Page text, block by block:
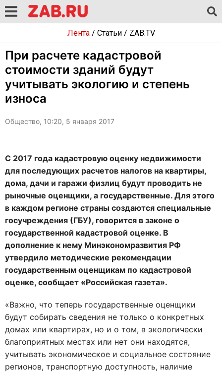
Лента/ Статьи/ ZAB.TV
При расчете кадастровой
стоимости зданий будут
учитывать экологию и степень
износа
Общество, 10:20, 5 января 2017
С 2017 года кадастровую оценку недвижимости
для последующих расчетов налогов на квартиры,
дома, дачи и гаражи физлиц будут проводить не
рыночные оценщики, а государственные. Для этого
в каждом регионе страны создаются специальные
госучреждения (ГБУ), говорится в законе о
государственной кадастровой оценке. В
дополнение к нему Минэкономразвития РФ
утвердило методические рекомендации
государственным оценщикам по кадастровой
оценке, сообщает «Российская газета».
«Важно, что теперь государственные оценщики
будут собирать сведения не только о конкретных
домах или квартирах, но и о том, в экологически
благоприятных местах или нет они находятся,
учитывать экономическое и социальное состояние
регионов, транспортную доступность, наличие